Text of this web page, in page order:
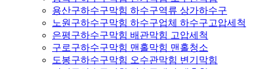
용산구하수구막힘 하수구역류 상가하수구
노원구하수구막힘 하수구업체 하수구고압세척
은평구하수구막힘 배관막힘 고압세척
구로구하수구막힘 맨홀막힘 맨홀청소
도봉구하수구막힘 오수관막힘 변기막힘